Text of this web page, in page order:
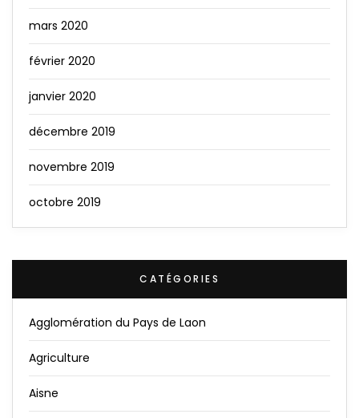
mars 2020
février 2020
janvier 2020
décembre 2019
novembre 2019
octobre 2019
CATÉGORIES
Agglomération du Pays de Laon
Agriculture
Aisne